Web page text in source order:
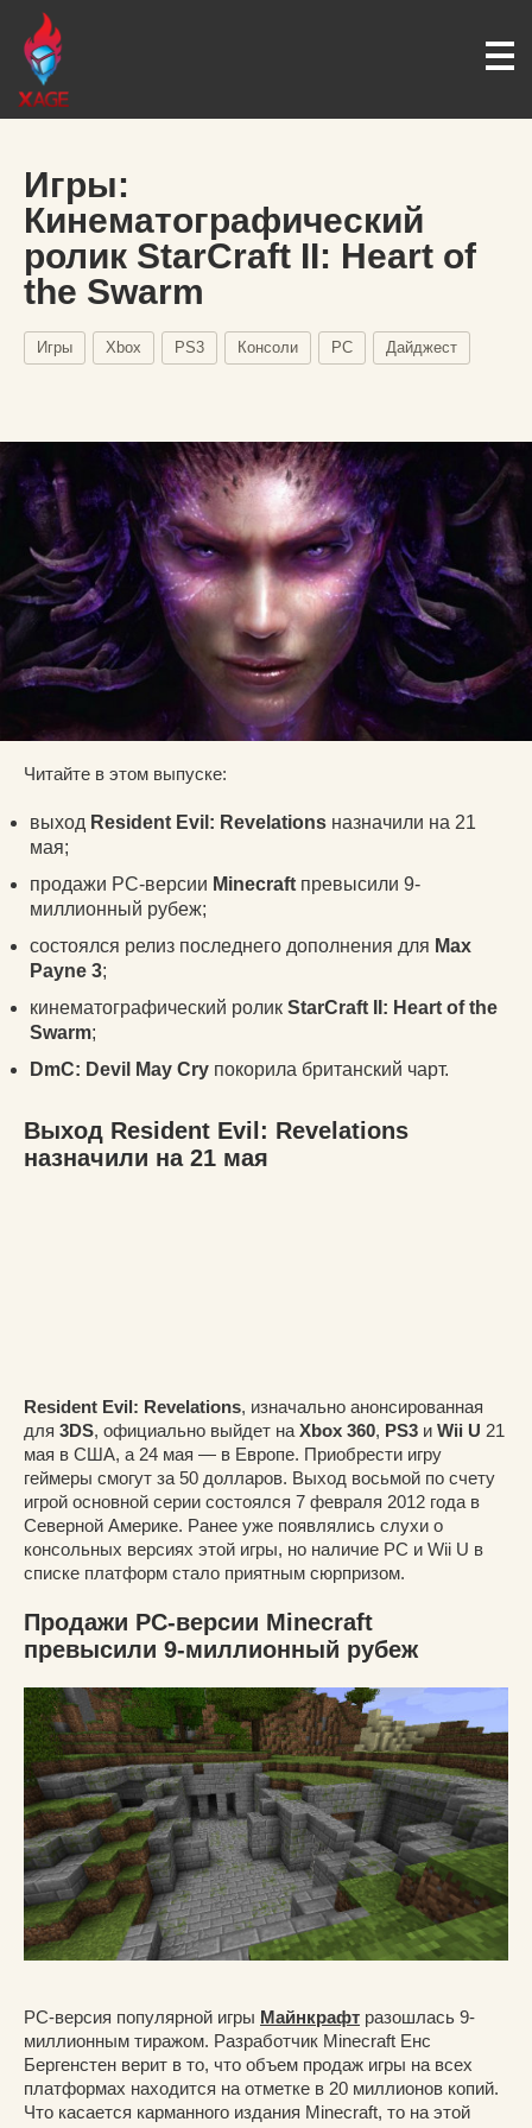
Игры:
Кинематографический
ролик StarCraft II: Heart of
the Swarm
Игры Xbox PS3 Консоли PC Дайджест
Читайте в этом выпуске:
выход Resident Evil: Revelations назначили на 21
мая;
продажи PC-версии Minecraft превысили 9-
миллионный рубеж;
состоялся релиз последнего дополнения для Max
Payne 3;
кинематографический ролик StarCraft II: Heart of the
Swarm;
DmC: Devil May Cry покорила британский чарт.
Выход Resident Evil: Revelations
назначили на 21 мая
Resident Evil: Revelations, изначально анонсированная
для 3DS, официально выйдет на Xbox 360, PS3 и Wii U 21
мая в США, а 24 мая — в Европе. Приобрести игру
геймеры смогут за 50 долларов. Выход восьмой по счету
игрой основной серии состоялся 7 февраля 2012 года в
Северной Америке. Ранее уже появлялись слухи о
консольных версиях этой игры, но наличие PC и Wii U в
списке платформ стало приятным сюрпризом.
Продажи PC-версии Minecraft
превысили 9-миллионный рубеж
PC-версия популярной игры Майнкрафт разошлась 9-
миллионным тиражом. Разработчик Minecraft Енс
Бергенстен верит в то, что объем продаж игры на всех
платформах находится на отметке в 20 миллионов копий.
Что касается карманного издания Minecraft, то на этой